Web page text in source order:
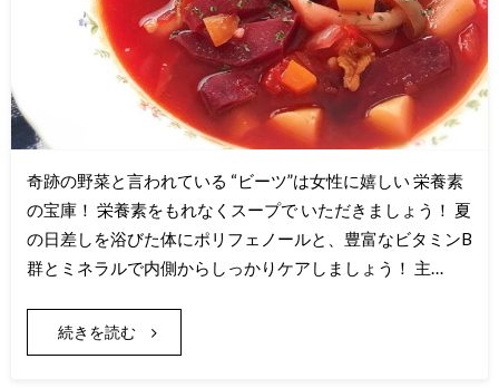
奇跡の野菜と言われている “ビーツ”は女性に嬉しい 栄養素
の宝庫！ 栄養素をもれなくスープで いただきましょう！ 夏
の日差しを浴びた体にポリフェノールと、豊富なビタミンB
群とミネラルで内側からしっかりケアしましょう！ 主…
続きを読む